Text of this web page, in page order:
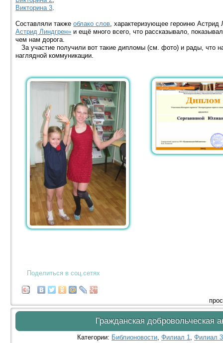
Викторина 3.
Составляли такжеоблако слов, характеризующее героиню
Астрид Линдгрен» и ещё много всего, что рассказывало,
чем нам дорога.
За участие получили вот такие дипломы (см. фото) и рады, что
наглядной коммуникации.
Поделиться в соц.сетях
Гражданская добровольческая
Категории: Библионовости ,Филиал 1 ,Филиал 3